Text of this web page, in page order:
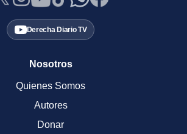
Derecha Diario TV
Nosotros
Quienes Somos
Autores
Donar